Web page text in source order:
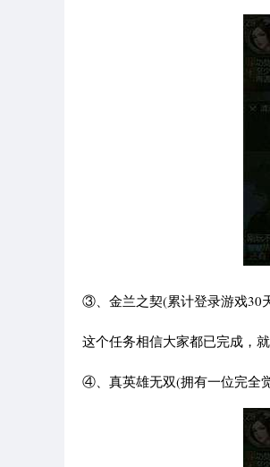
③、金兰之契(累计登录游戏30
这个任务相信大家都已完成，
④、真英雄无双(拥有一位完全